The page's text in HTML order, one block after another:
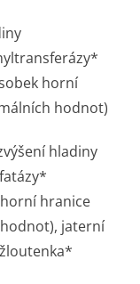
horní
hodnot)
hladiny
hranice
jaterní